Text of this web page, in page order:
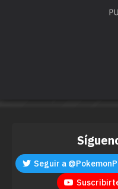
Seguir a